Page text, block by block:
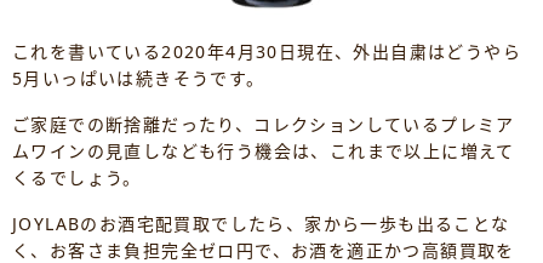
これを書いている2020年4月30日現在、外出自粛はどうやら
5月いっぱいは続きそうです。
ご家庭での断捨離だったり、コレクションしているプレミア
ムワインの見直しなども行う機会は、これまで以上に増えて
くるでしょう。
JOYLABのお酒宅配買取でしたら、家から一歩も出ることな
く、お客さま負担完全ゼロ円で、お酒を適正かつ高額買取を